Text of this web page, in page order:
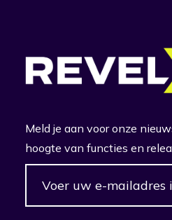
Meld je aan voor onze
hoogte van functies en